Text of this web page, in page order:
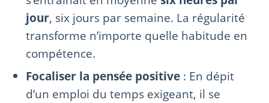
jour, six jours par semaine. La régularité
transforme n’importe quelle habitude en
compétence.
Focaliser la pensée positive : En dépit
d’un emploi du temps exigeant, il se